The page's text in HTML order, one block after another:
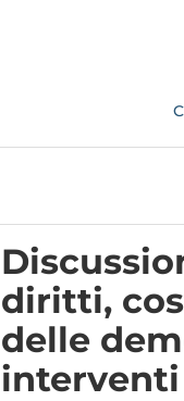
diritti,
delle
interventi